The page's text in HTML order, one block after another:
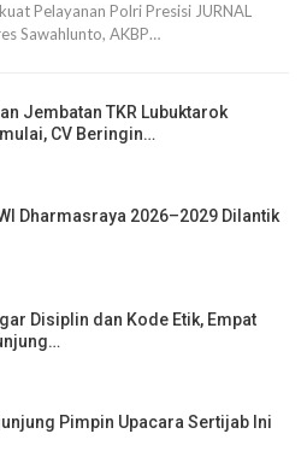
Pelayanan Polri Presisi JURNAL
Sawahlunto, AKBP…
Jembatan TKR Lubuktarok
CV Beringin…
Dharmasraya 2026–2029 Dilantik
Disiplin dan Kode Etik, Empat
Pimpin Upacara Sertijab Ini